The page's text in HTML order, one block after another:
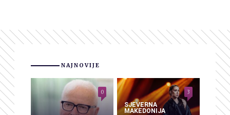
NAJNOVIJE
0
SJEVERNA
MAKEDONIJA
3